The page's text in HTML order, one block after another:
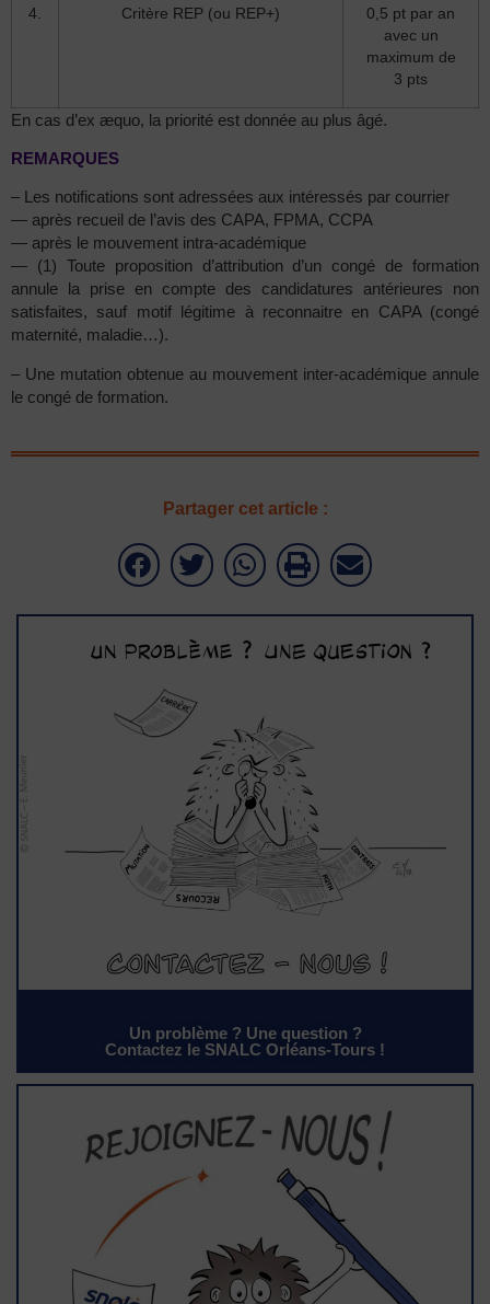
4. Critère REP (ou REP+)
0,5 pt par an
avec un
maximum de
3 pts
En cas d’ex æquo, la priorité est donnée au plus âgé.
REMARQUES
– Les notifications sont adressées aux intéressés par courrier
— après recueil de l’avis des CAPA, FPMA, CCPA
— après le mouvement intra-académique
— (1) Toute proposition d’attribution d’un congé de formation
annule la prise en compte des candidatures antérieures non
satisfaites, sauf motif légitime à reconnaitre en CAPA (congé
maternité, maladie…).
– Une mutation obtenue au mouvement inter-académique annule
le congé de formation.
Partager cet article :
Un problème ? Une question ?
Contactez le SNALC Orléans-Tours !